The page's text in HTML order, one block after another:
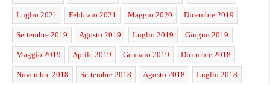
Luglio 2021 Febbraio 2021 Maggio 2020 Dicembre 2019
Settembre 2019 Agosto 2019 Luglio 2019 Giugno 2019
Maggio 2019 Aprile 2019 Gennaio 2019 Dicembre 2018
Novembre 2018 Settembre 2018 Agosto 2018 Luglio 2018